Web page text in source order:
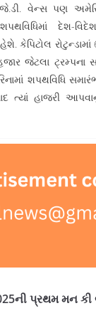
વેન્સ પણ
દેશ-
કેપિટોલ
જેટલા ટ્રમ્પના
શપથવિધિ
ત્યાં હાજરી
પ્રથમ મન